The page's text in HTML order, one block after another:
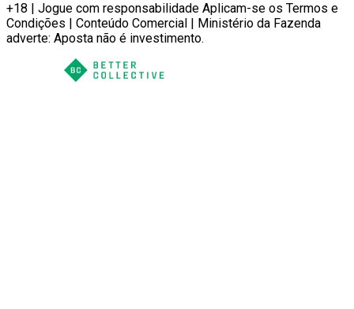
+18 | Jogue com responsabilidade Aplicam-se os Termos e
Condições | Conteúdo Comercial | Ministério da Fazenda
adverte: Aposta não é investimento.